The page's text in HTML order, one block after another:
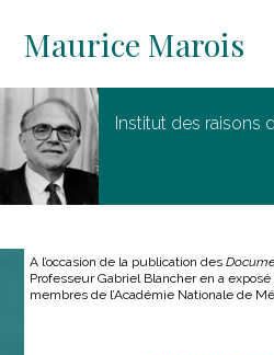
Maurice Marois
Institut des raisons
A l’occasion de la publication des
Professeur Gabriel Blancher en a
membres de l’Académie Nationale de